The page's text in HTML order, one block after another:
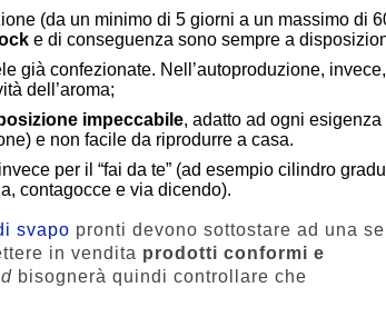
(da un minimo di 5 giorni a un massimo di
e di conseguenza sono sempre a
già confezionate. Nell’autoproduzione,
dell’aroma;
impeccabile, adatto ad ogni esigenza
e non facile da riprodurre a casa.
per il “fai da te” (ad esempio cilindro
contagocce e via dicendo).
svapo pronti devono sottostare ad una
in vendita prodotti conformi e
bisognerà quindi controllare che